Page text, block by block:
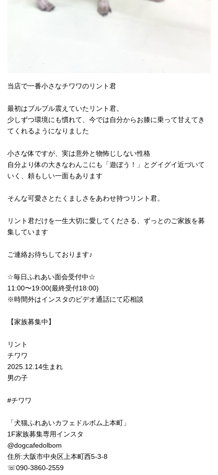
当店で一番小さなチワワのリント君
最初はブルブル震えていたリント君。
少しずつ環境にも慣れて、今では自分からお膝に乗って甘えてき
てくれるようになりました
小さな体ですが、実は意外と物怖じしない性格
自分より体の大きなわんこにも「遊ぼう！」とグイグイ近づいて
いく、頼もしい一面もあります
そんな可愛さとたくましさをあわせ持つリント君。
リント君だけを一生大切に愛してくださる、ずっとのご家族を募
集しています
ご連絡お待ちしております♪
☆毎日ふれあい面会受付中☆
11:00〜19:00(最終受付18:00)
※時間外はインスタのビデオ通話にて応相談
【家族募集中】
⁡リント
チワワ
2025.12.14生まれ
男の子
#チワワ
「犬猫ふれあいカフェドルボム上本町」
1F家族募集専用インスタ
@dogcafedolbom
住所:大阪市中央区上本町西5-3-8
☏090-3860-2559